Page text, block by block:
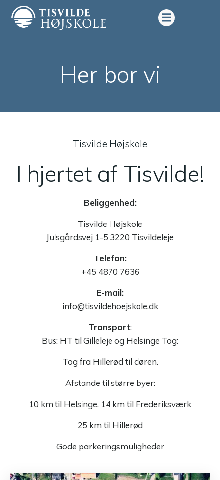
Her bor vi
Tisvilde Højskole
I hjertet af Tisvilde!
Beliggenhed:
Tisvilde Højskole
Julsgårdsvej 1-5 3220 Tisvildeleje
Telefon:
+45 4870 7636
E-mail:
info@tisvildehoejskole.dk
Transport:
Bus: HT til Gilleleje og Helsinge Tog:
Tog fra Hillerød til døren.
Afstande til større byer:
10 km til Helsinge, 14 km til Frederiksværk
25 km til Hillerød
Gode parkeringsmuligheder